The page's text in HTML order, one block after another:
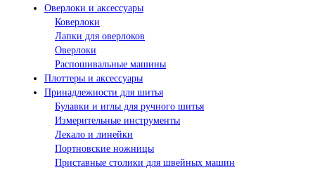
Оверлоки и аксессуары
Коверлоки
Лапки для оверлоков
Оверлоки
Распошивальные машины
Плоттеры и аксессуары
Принадлежности для шитья
Булавки и иглы для ручного шитья
Измерительные инструменты
Лекало и линейки
Портновские ножницы
Приставные столики для швейных машин